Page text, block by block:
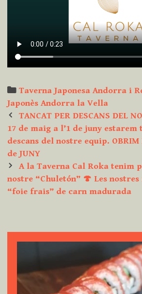
Categories
Taverna Japonesa Andorra i
Japonès Andorra la Vella
Post
navigation
TANCAT PER DESCANS DEL
17 de maig a l’1 de juny estarem
descans del nostre equip. OBRIM
de JUNY
A la Taverna Cal Roka tenim
nostre “Chuletón” 🍄 Les
“foie frais” de carn madurada